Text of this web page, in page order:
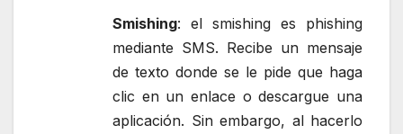
Smishing: el smishing es phishing
mediante SMS. Recibe un mensaje
de texto donde se le pide que haga
clic en un enlace o descargue una
aplicación. Sin embargo, al hacerlo